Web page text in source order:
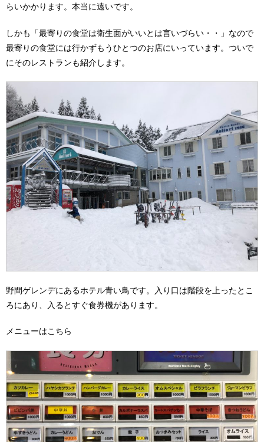
らいかかります。本当に遠いです。
しかも「最寄りの食堂は衛生面がいいとは言いづらい・・」なので
最寄りの食堂には行かずもうひとつのお店にいっています。ついで
にそのレストランも紹介します。
野間ゲレンデにあるホテル青い鳥です。入り口は階段を上ったとこ
ろにあり、入るとすぐ食券機があります。
メニューはこちら